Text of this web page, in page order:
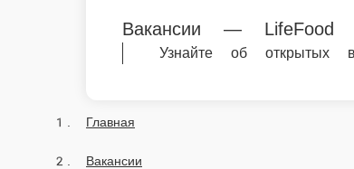
Вакансии — LifeFood | Санкт-
Узнайте об открытых
Главная
Вакансии